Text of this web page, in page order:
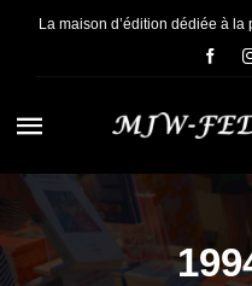
PasserLa maison d’édition dédiée à
Navigation
à
bascule
ACCUEIL
NOUS CONNAÎTRE